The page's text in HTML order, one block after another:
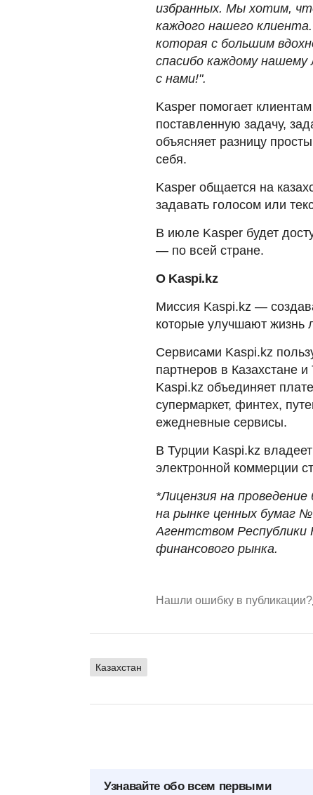
избранных. Мы хотим,
каждого нашего
которая с большим
спасибо каждому
с нами!".
Kasper помогает
поставленную задачу,
объясняет разницу
себя.
Kasper общается на
задавать голосом или
В июле Kasper будет
— по всей стране.
О Kaspi.kz
Миссия Kaspi.kz —
которые улучшают
Сервисами Kaspi.kz
партнеров в Казахстане
Kaspi.kz объединяет
супермаркет, финтех,
ежедневные сервисы.
В Турции Kaspi.kz
электронной коммерции
*Лицензия на
на рынке ценных бумаг
Агентством Республики
финансового рынка.
Нашли ошибку в публикации?
Казахстан
Узнавайте обо всем первыми